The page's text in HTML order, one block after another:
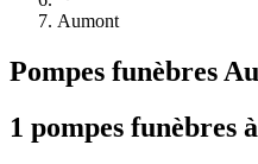
Aumont
Pompes funèbres
1 pompes funèbres à